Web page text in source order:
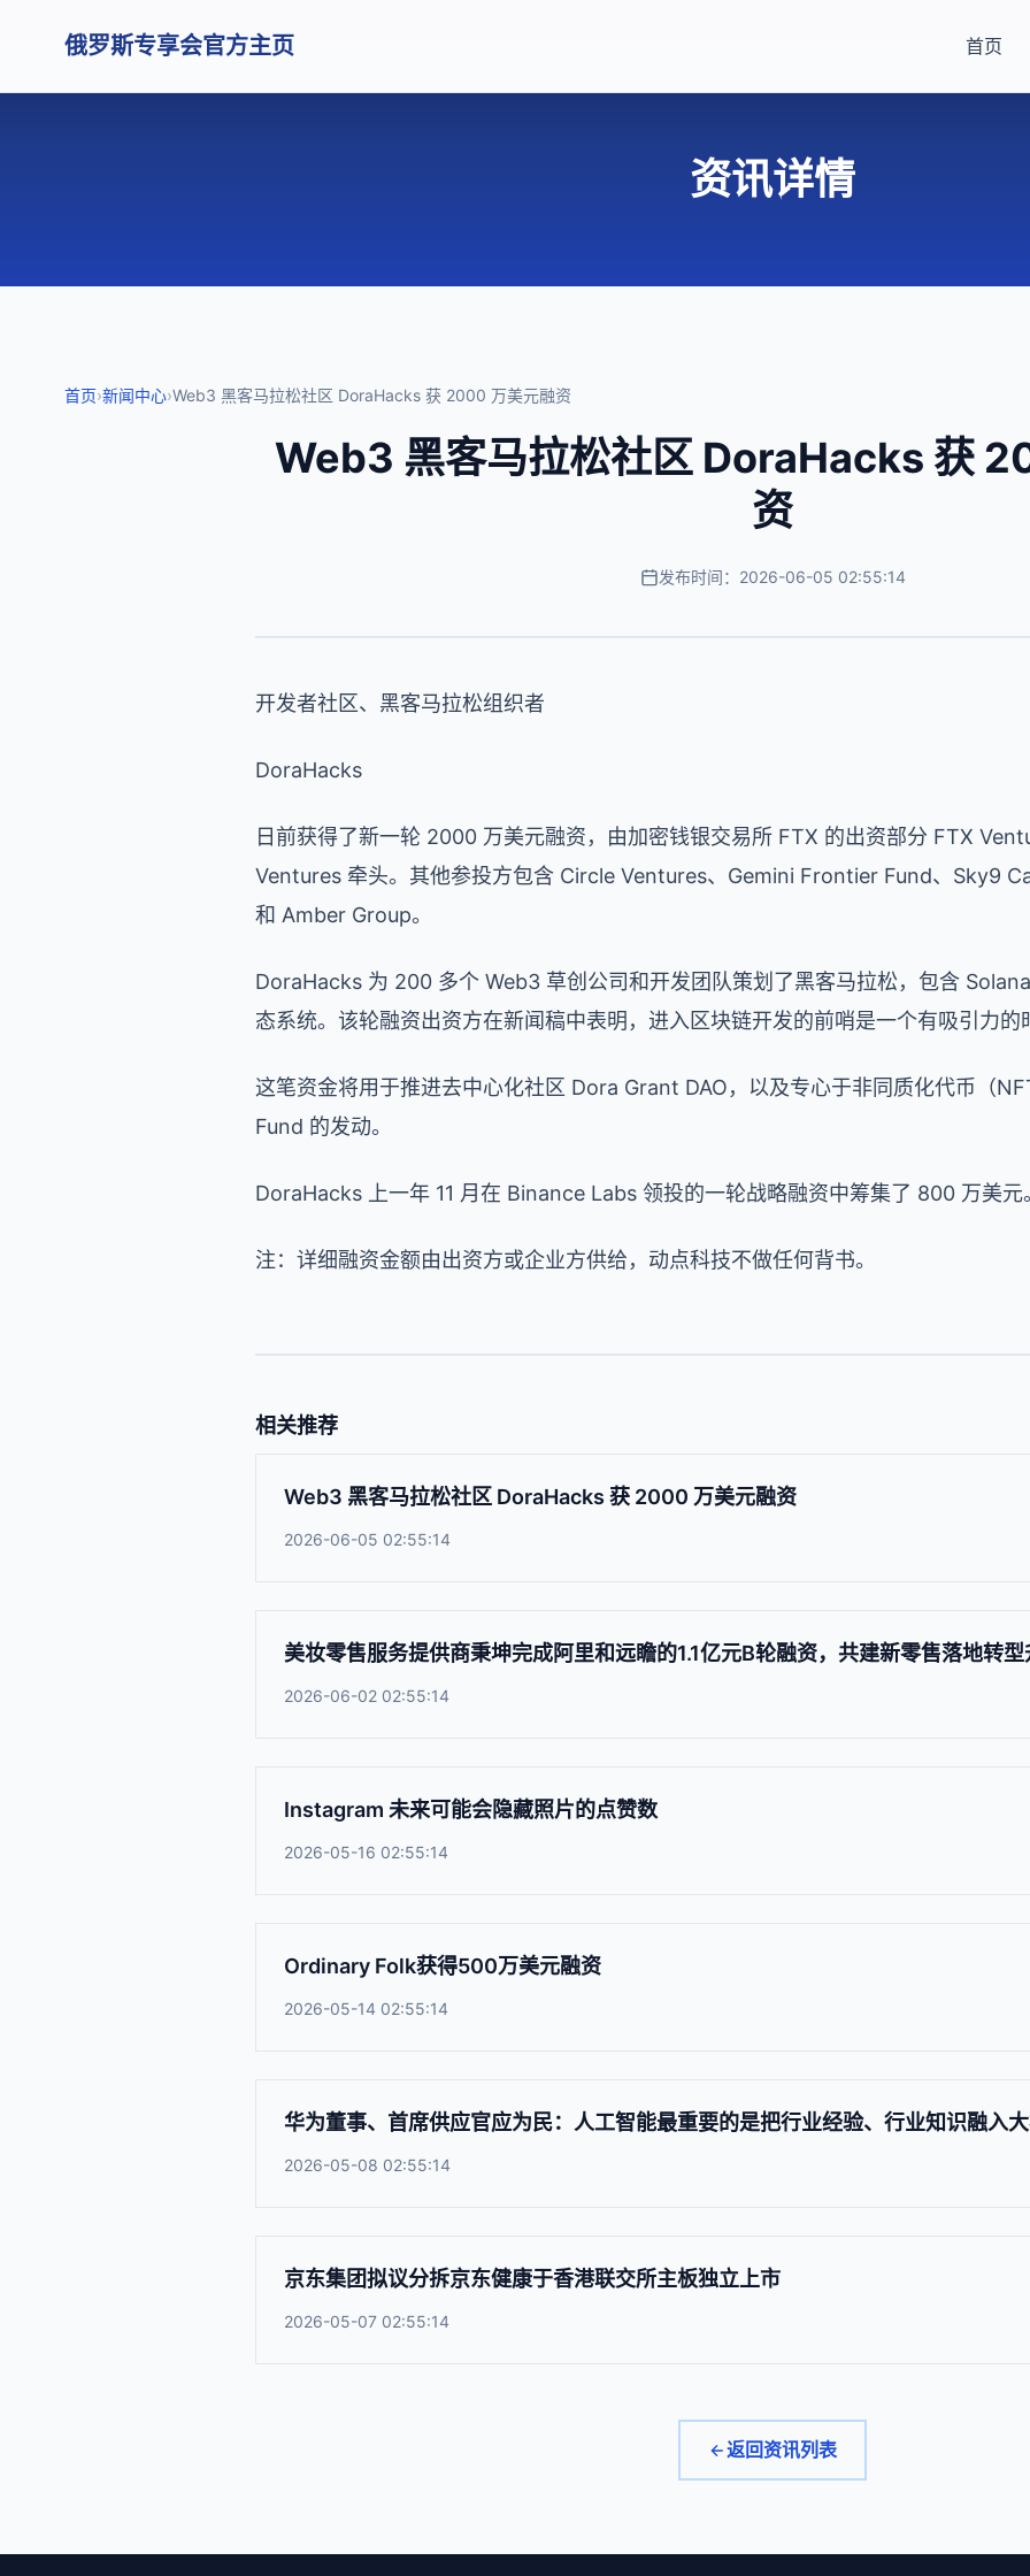
俄罗斯专享会官方主页 首页
资讯详情
首页›新闻中心›Web3 黑客马拉松社区 DoraHacks 获 2000 万美元融资
Web3 黑客马拉松社区 DoraHacks 获
资
发布时间：2026-06-05 02:55:14
开发者社区、黑客马拉松组织者
DoraHacks
日前获得了新一轮 2000 万美元融资，由加密钱银交易所 FTX 的出资部分 FTX
Ventures 牵头。其他参投方包含 Circle Ventures、Gemini Frontier Fund、Sky9
和 Amber Group。
DoraHacks 为 200 多个 Web3 草创公司和开发团队策划了黑客马拉松，包含
态系统。该轮融资出资方在新闻稿中表明，进入区块链开发的前哨是一个有吸引力的
这笔资金将用于推进去中心化社区 Dora Grant DAO，以及专心于非同质化代币（
Fund 的发动。
DoraHacks 上一年 11 月在 Binance Labs 领投的一轮战略融资中筹集了 800 万美元
注：详细融资金额由出资方或企业方供给，动点科技不做任何背书。
相关推荐
Web3 黑客马拉松社区 DoraHacks 获 2000 万美元融资
2026-06-05 02:55:14
美妆零售服务提供商秉坤完成阿里和远瞻的1.1亿元B轮融资，共建新零售落地转型
2026-06-02 02:55:14
Instagram 未来可能会隐藏照片的点赞数
2026-05-16 02:55:14
Ordinary Folk获得500万美元融资
2026-05-14 02:55:14
华为董事、首席供应官应为民：人工智能最重要的是把行业经验、行业知识融入
2026-05-08 02:55:14
京东集团拟议分拆京东健康于香港联交所主板独立上市
2026-05-07 02:55:14
返回资讯列表